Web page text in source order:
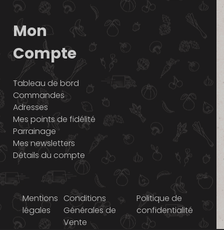
Mon
Compte
Tableau de bord
Commandes
Adresses
Mes points de fidélité
Parrainage
Mes newsletters
Détails du compte
Mentions
légales
Conditions
Générales de
Vente
Politique de
confidentialité